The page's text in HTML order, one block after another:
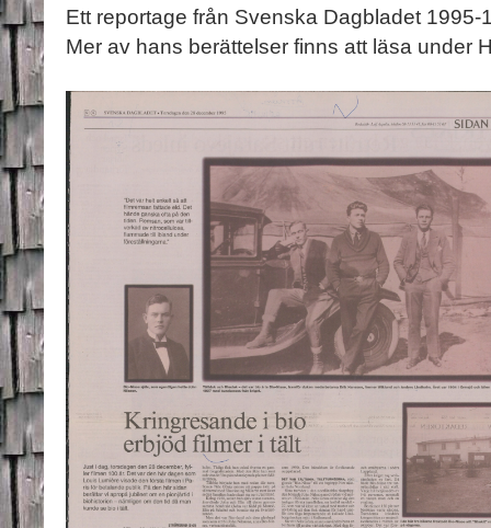
Ett reportage från Svenska Dagbladet 1995-
Mer av hans berättelser finns att läsa under